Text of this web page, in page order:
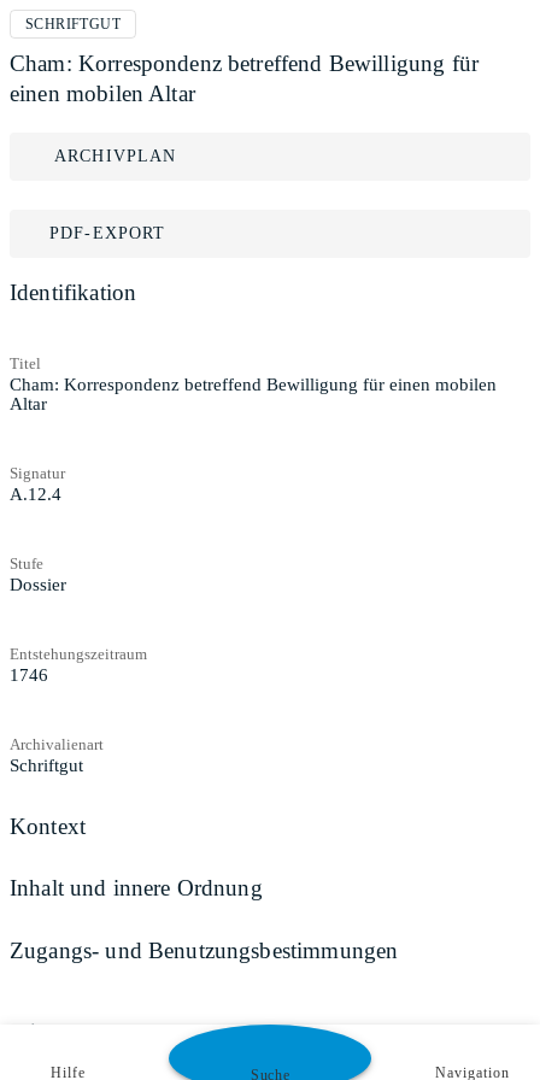
SCHRIFTGUT
Cham: Korrespondenz betreffend Bewilligung für
einen mobilen Altar
ARCHIVPLAN
PDF-EXPORT
Identifikation
Titel
Cham: Korrespondenz betreffend Bewilligung für einen mobilen
Altar
Signatur
A.12.4
Stufe
Dossier
Entstehungszeitraum
1746
Archivalienart
Schriftgut
Kontext
Inhalt und innere Ordnung
Zugangs- und Benutzungsbestimmungen
Teilen
Hilfe Suche Navigation